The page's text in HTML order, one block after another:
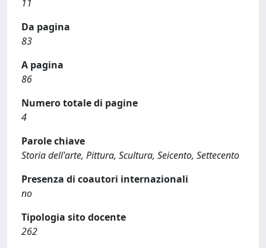
11
Da pagina
83
A pagina
86
Numero totale di pagine
4
Parole chiave
Storia dell'arte, Pittura, Scultura, Seicento, Settecento
Presenza di coautori internazionali
no
Tipologia sito docente
262